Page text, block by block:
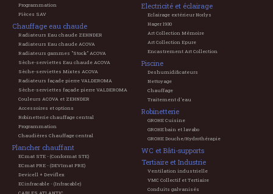
Programmation
Pièces SAV
Chauffage eau chaude
Radiateurs Eau chaude ZEHNDER
Radiateurs Eau chaude ACOVA
Radiateurs gammes "Stock" ACOVA
Sèche-serviettes Eau chaude ACOVA
Sèche-serviettes Mixtes ACOVA
Radiateurs façade pierre VALDEROMA
Sèche-serviettes façade pierre VALDEROMA
Couleurs ACOVA et ZEHNDER
Accessoires et options
Robinetterie chauffage central
Programmation
Chaudières Chauffage central
Plancher chauffant
ECmat STE - (Conformat STE)
ECmat PRE - (DEVImat PRE)
Devicell + Deviflex
ECinfracable - (Infracable)
Electricité et éclairage
Eclairage extérieur Norlys
Hager 1930
Art Collection Mémoire
Art Collection Epure
Encastrement Art Collection
Piscine
Deshumidificateurs
Nettoyage
Chauffage
Traitement d'eau
Robinetterie
GROHE Cuisine
GROHE bain et lavabo
GROHE Douche/Hydrothérapie
WC et Bâti-supports
Tertiaire et Industrie
Ventilation industrielle
VMC Collectif et Tertiaire
Conduits galvanisés